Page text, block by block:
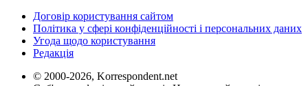
Договір користування сайтом
Політика у сфері конфіденційності і персональних даних
Угода щодо користування
Редакція
© 2000-2026, Korrespondent.net